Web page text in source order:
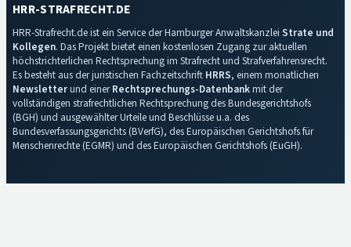
HRR-STRAFRECHT.DE
HRR-Strafrecht.de ist ein Service der Hamburger Anwaltskanzlei Strate und
Kollegen. Das Projekt bietet einen kostenlosen Zugang zur aktuellen
höchstrichterlichen Rechtsprechung im Strafrecht und Strafverfahrensrecht.
Es besteht aus der juristischen Fachzeitschrift HRRS, einem monatlichen
Newsletterund einerRechtsprechungs-Datenbankmit der
vollständigen strafrechtlichen Rechtsprechung des Bundesgerichtshofs
(BGH) und ausgewählter Urteile und Beschlüsse u.a. des
Bundesverfassungsgerichts (BVerfG), des Europäischen Gerichtshofs für
Menschenrechte (EGMR) und des Europäischen Gerichtshofs (EuGH).